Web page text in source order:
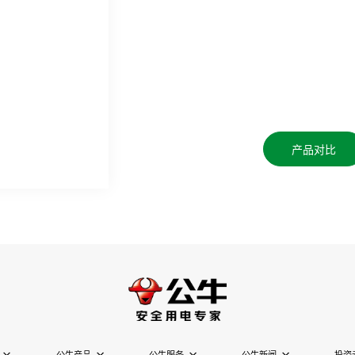
产品对比